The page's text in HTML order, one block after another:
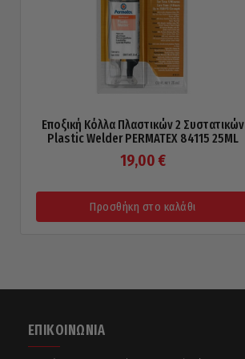
Εποξική Κόλλα Πλαστικών 2 Συστατικών
Plastic Welder PERMATEX 84115 25ML
19,00 €
Προσθήκη στο καλάθι
ΕΠΙΚΟΙΝΩΝΊΑ